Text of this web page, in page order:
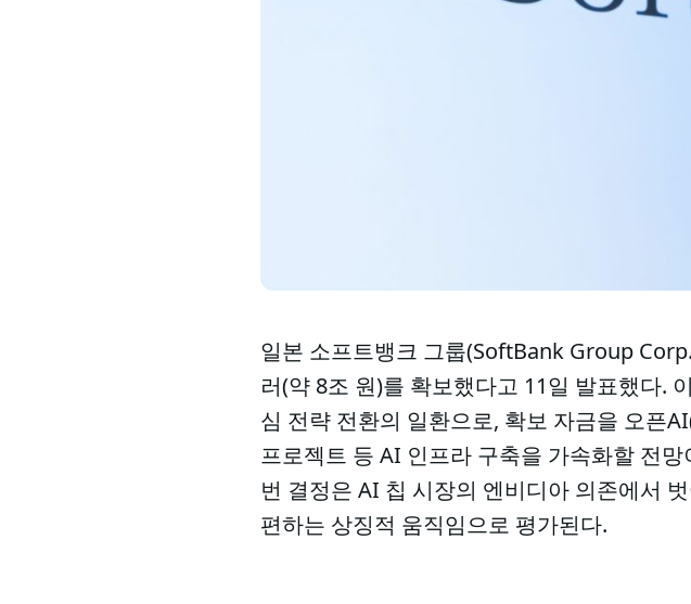
일본 소프트뱅크 그룹(SoftBank Group
러(약 8조 원)를 확보했다고 11일 발표했다.
심 전략 전환의 일환으로, 확보 자금을 오픈
프로젝트 등 AI 인프라 구축을 가속화할 전
번 결정은 AI 칩 시장의 엔비디아 의존에서
편하는 상징적 움직임으로 평가된다.